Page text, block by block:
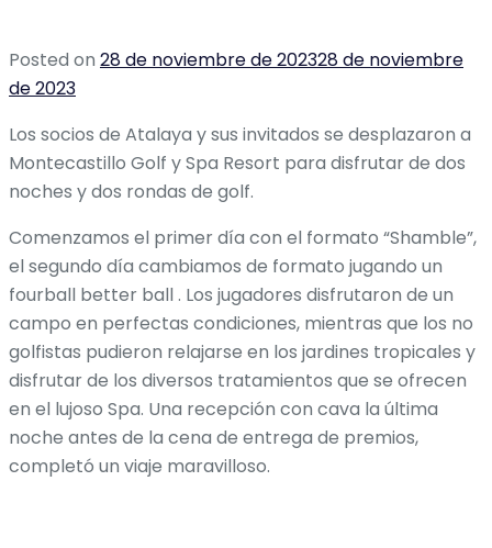
Posted on 28 de noviembre de 202328 de noviembre
de 2023
Los socios de Atalaya y sus invitados se desplazaron a
Montecastillo Golf y Spa Resort para disfrutar de dos
noches y dos rondas de golf.
Comenzamos el primer día con el formato “Shamble”,
el segundo día cambiamos de formato jugando un
fourball better ball . Los jugadores disfrutaron de un
campo en perfectas condiciones, mientras que los no
golfistas pudieron relajarse en los jardines tropicales y
disfrutar de los diversos tratamientos que se ofrecen
en el lujoso Spa. Una recepción con cava la última
noche antes de la cena de entrega de premios,
completó un viaje maravilloso.